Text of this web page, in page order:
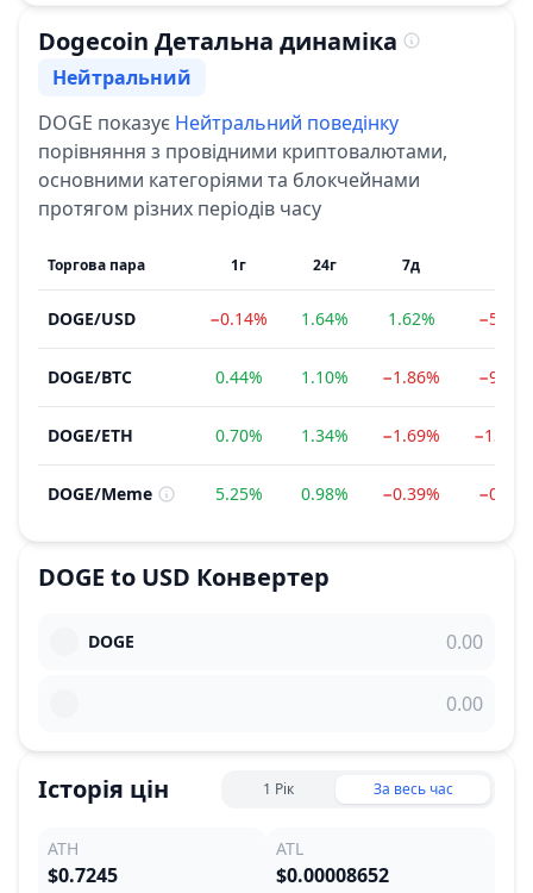
Dogecoin Детальна динаміка
Сентимент
Нейтральний
DOGE показує Нейтральний поведінку
порівняння з провідними криптовалютами,
основними категоріями та блокчейнами
протягом різних періодів часу
Торгова пара 1г 24г 7д
DOGE/USD −0.14% 1.64% 1.62%
DOGE/BTC 0.44% 1.10% −1.86%
DOGE/ETH 0.70% 1.34% −1.69%
DOGE/Meme 5.25% 0.98% −0.39%
DOGE to USD Конвертер
DOGE
Історія цін 1 Рік За весь час
ATH
$0.7245
ATL
$0.00008652